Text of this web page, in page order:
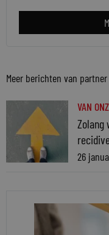
Meer berichten van partner
VAN
26